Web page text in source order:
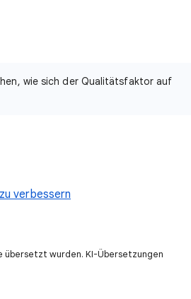
wie sich der Qualitätsfaktor auf
verbessern
wurden. KI-Übersetzungen